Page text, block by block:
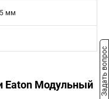
мм
Eaton Модульный
Задать вопрос